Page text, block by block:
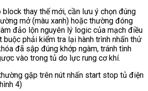
block thay thế mới, cần lưu ý chọn đúng
mở (màu xanh) hoặc thường đóng
đảo lộn nguyên lý logic của mạch điều
buộc phải kiểm tra lại hành trình nhấn thử
đã sập đúng khớp ngàm, tránh tình
vào trong tủ do lực rung cơ khí.